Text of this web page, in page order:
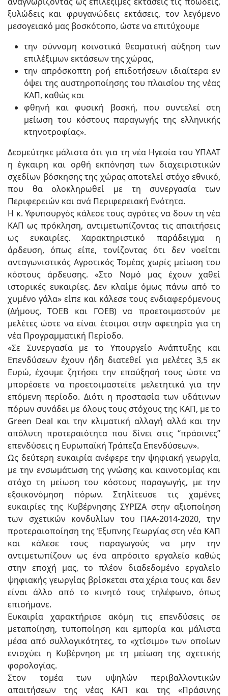
ξυλώδεις και φρυγανώδεις εκτάσεις, τον λεγόμενο
μεσογειακό μας βοσκότοπο, ώστε να επιτύχουμε
την σύννομη κοινοτικά θεαματική αύξηση των
επιλέξιμων εκτάσεων της χώρας,
την απρόσκοπτη ροή επιδοτήσεων ιδιαίτερα εν
όψει της αυστηροποίησης του πλαισίου της νέας
ΚΑΠ, καθώς και
φθηνή και φυσική βοσκή, που συντελεί στη
μείωση του κόστους παραγωγής της ελληνικής
κτηνοτροφίας».
Δεσμεύτηκε μάλιστα ότι για τη νέα Ηγεσία του ΥΠΑΑΤ
η έγκαιρη και ορθή εκπόνηση των διαχειριστικών
σχεδίων βόσκησης της χώρας αποτελεί στόχο εθνικό,
που θα ολοκληρωθεί με τη συνεργασία των
Περιφερειών και ανά Περιφερειακή Ενότητα.
Η κ. Υφυπουργός κάλεσε τους αγρότες να δουν τη νέα
ΚΑΠ ως πρόκληση, αντιμετωπίζοντας τις απαιτήσεις
ως ευκαιρίες. Χαρακτηριστικό παράδειγμα η
άρδευση, όπως είπε, τονίζοντας ότι δεν νοείται
ανταγωνιστικός Αγροτικός Τομέας χωρίς μείωση του
κόστους άρδευσης. «Στο Νομό μας έχουν χαθεί
ιστορικές ευκαιρίες. Δεν κλαίμε όμως πάνω από το
χυμένο γάλα» είπε και κάλεσε τους ενδιαφερόμενους
(Δήμους, ΤΟΕΒ και ΓΟΕΒ) να προετοιμαστούν με
μελέτες ώστε να είναι έτοιμοι στην αφετηρία για τη
νέα Προγραμματική Περίοδο.
«Σε Συνεργασία με το Υπουργείο Ανάπτυξης και
Επενδύσεων έχουν ήδη διατεθεί για μελέτες 3,5 εκ
Ευρώ, έχουμε ζητήσει την επαύξησή τους ώστε να
μπορέσετε να προετοιμαστείτε μελετητικά για την
επόμενη περίοδο. Διότι η προστασία των υδάτινων
πόρων συνάδει με όλους τους στόχους της ΚΑΠ, με το
Green Deal και την κλιματική αλλαγή αλλά και την
απόλυτη προτεραιότητα που δίνει στις “πράσινες”
επενδύσεις η Ευρωπαϊκή Τράπεζα Επενδύσεων».
Ως δεύτερη ευκαιρία ανέφερε την ψηφιακή γεωργία,
με την ενσωμάτωση της γνώσης και καινοτομίας και
στόχο τη μείωση του κόστους παραγωγής, με την
εξοικονόμηση πόρων. Στηλίτευσε τις χαμένες
ευκαιρίες της Κυβέρνησης ΣΥΡΙΖΑ στην αξιοποίηση
των σχετικών κονδυλίων του ΠΑΑ-2014-2020, την
προτεραιοποίηση της Έξυπνης Γεωργίας στη νέα ΚΑΠ
και κάλεσε τους παραγωγούς να μην την
αντιμετωπίζουν ως ένα απρόσιτο εργαλείο καθώς
στην εποχή μας, το πλέον διαδεδομένο εργαλείο
ψηφιακής γεωργίας βρίσκεται στα χέρια τους και δεν
είναι άλλο από το κινητό τους τηλέφωνο, όπως
επισήμανε.
Ευκαιρία χαρακτήρισε ακόμη τις επενδύσεις σε
μεταποίηση, τυποποίηση και εμπορία και μάλιστα
μέσα από συλλογικότητες, το «χτίσιμο» των οποίων
ενισχύει η Κυβέρνηση με τη μείωση της σχετικής
φορολογίας.
Στον τομέα των υψηλών περιβαλλοντικών
απαιτήσεων της νέας ΚΑΠ και της «Πράσινης